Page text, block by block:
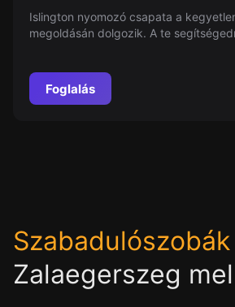
Islington nyomozó csapata a
megoldásán dolgozik. A te
Foglalás
Szabadulószobák
Zalaegerszeg